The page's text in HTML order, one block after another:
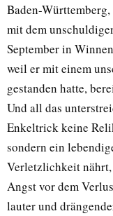
Baden-
mit dem
September in
weil er mit einem
gestanden hatte,
Und all das
Enkeltrick keine
sondern ein
Verletzlichkeit nährt,
Angst vor dem
lauter und